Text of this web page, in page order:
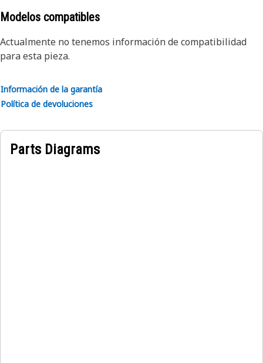
Modelos compatibles
Actualmente no tenemos información de compatibilidad
para esta pieza.
Información de la garantía
Política de devoluciones
Parts Diagrams